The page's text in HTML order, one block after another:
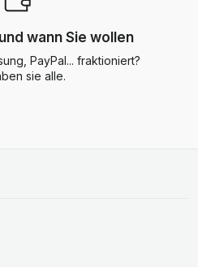
wann Sie wollen
PayPal... fraktioniert?
sie alle.